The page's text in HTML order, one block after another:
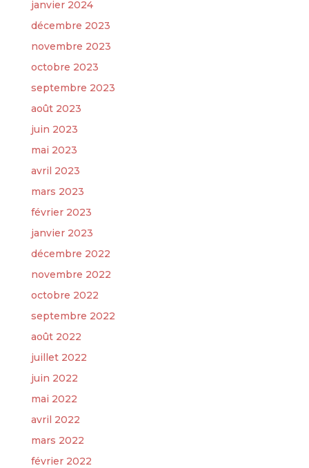
janvier 2024
décembre 2023
novembre 2023
octobre 2023
septembre 2023
août 2023
juin 2023
mai 2023
avril 2023
mars 2023
février 2023
janvier 2023
décembre 2022
novembre 2022
octobre 2022
septembre 2022
août 2022
juillet 2022
juin 2022
mai 2022
avril 2022
mars 2022
février 2022